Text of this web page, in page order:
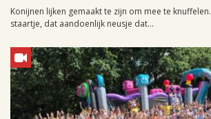
Konijnen lijken gemaakt te zijn om mee te
staartje, dat aandoenlijk neusje dat...